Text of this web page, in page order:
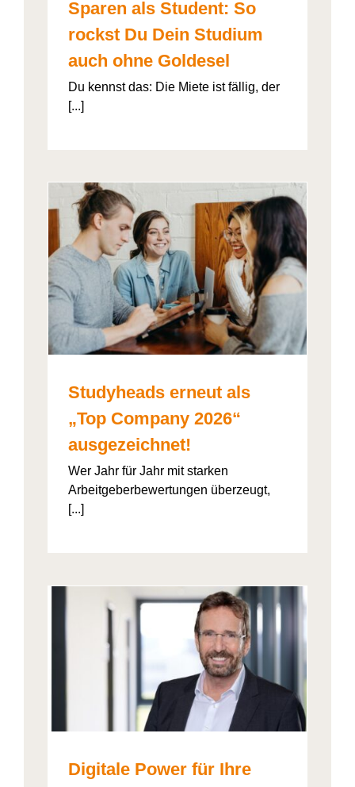
Sparen als Student: So
rockst Du Dein Studium
auch ohne Goldesel
Du kennst das: Die Miete ist fällig, der
[...]
Studyheads erneut als
„Top Company 2026“
ausgezeichnet!
Wer Jahr für Jahr mit starken
Arbeitgeberbewertungen überzeugt,
[...]
Digitale Power für Ihre